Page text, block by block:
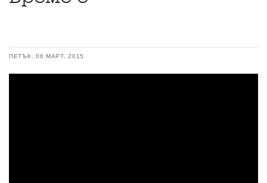
ПЕТЪК, 06 МАРТ, 2015